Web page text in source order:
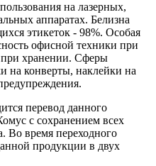
на лазерных,
аппаратах. Белизна
этикеток - 98%. Особая
офисной техники при
при хранении. Сферы
на конверты, наклейки на
перевод данного
с сохранением всех
Во время переходного
продукции в двух